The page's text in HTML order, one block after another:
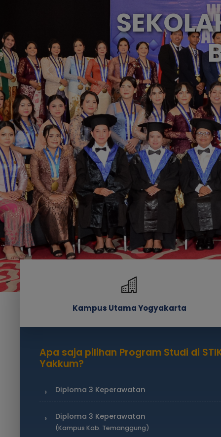
Kampus Utama Yogyakarta
Apa saja pilihan Program Studi di
Yakkum?
Diploma 3 Keperawatan
Diploma 3 Keperawatan
(Kampus Kab. Temanggung)